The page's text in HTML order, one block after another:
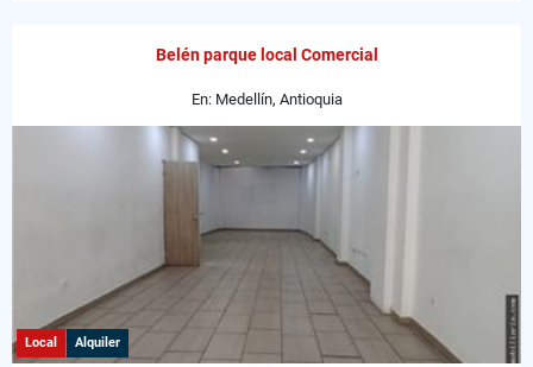
Belén parque local Comercial
En: Medellín, Antioquia
Local Alquiler